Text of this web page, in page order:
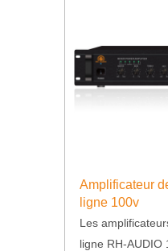
Amplificateur
ligne 100v
Les
ligne RH-AUDIO